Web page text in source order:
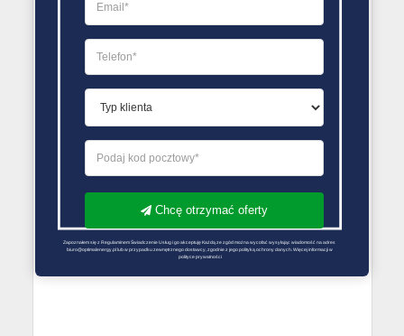
PORÓWNYWARKA OFERT GAZU
Chcę otrzymać oferty
Zapoznałem się z Regulaminem Świadczenie Usług i go akceptuję Każdą ze zgód można wycofać wysyłając wiadomość na adres
biuro@optimalenergy.pl lub w przypadku zewnętrznego dostawcy, zgodnie z jego polityką ochrony danych. Więcej informacji w
polityce prywatności